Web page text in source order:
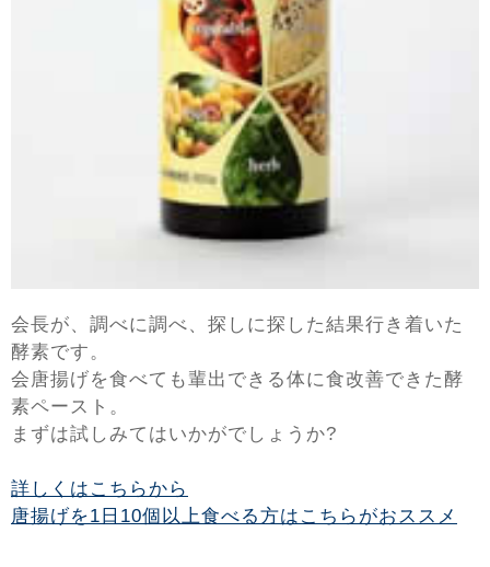
会長が、調べに調べ、探しに探した結果行き着いた
酵素です。
会唐揚げを食べても輩出できる体に食改善できた酵
素ペースト。
まずは試しみてはいかがでしょうか?
詳しくはこちらから
唐揚げを1日10個以上食べる方はこちらがおススメ